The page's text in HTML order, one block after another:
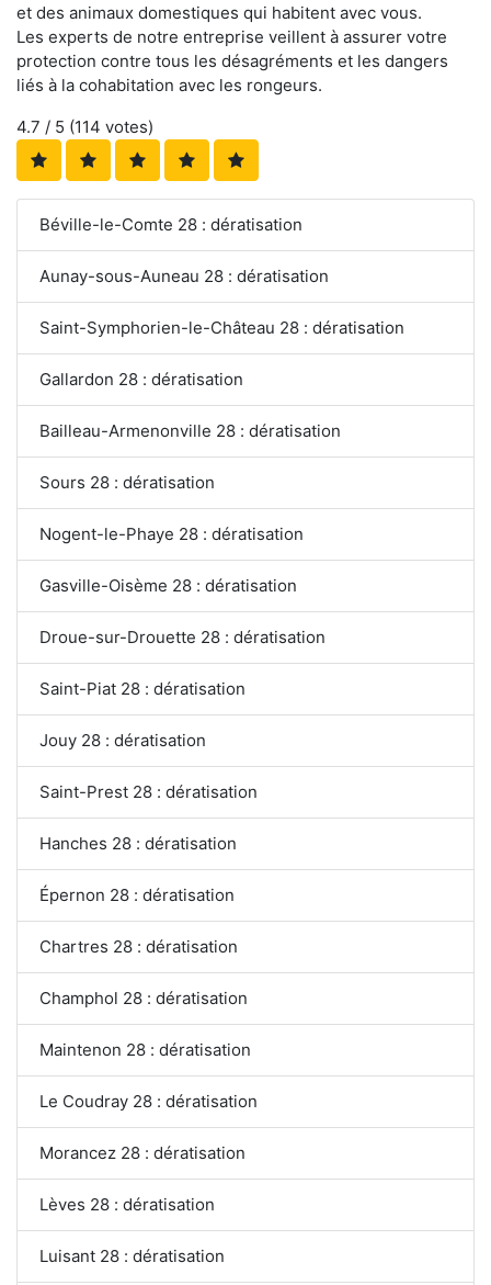
et des animaux domestiques qui habitent avec vous.
Les experts de notre entreprise veillent à assurer votre
protection contre tous les désagréments et les dangers
liés à la cohabitation avec les rongeurs.
4.7 / 5 (114 votes)
Béville-le-Comte 28 : dératisation
Aunay-sous-Auneau 28 : dératisation
Saint-Symphorien-le-Château 28 : dératisation
Gallardon 28 : dératisation
Bailleau-Armenonville 28 : dératisation
Sours 28 : dératisation
Nogent-le-Phaye 28 : dératisation
Gasville-Oisème 28 : dératisation
Droue-sur-Drouette 28 : dératisation
Saint-Piat 28 : dératisation
Jouy 28 : dératisation
Saint-Prest 28 : dératisation
Hanches 28 : dératisation
Épernon 28 : dératisation
Chartres 28 : dératisation
Champhol 28 : dératisation
Maintenon 28 : dératisation
Le Coudray 28 : dératisation
Morancez 28 : dératisation
Lèves 28 : dératisation
Luisant 28 : dératisation